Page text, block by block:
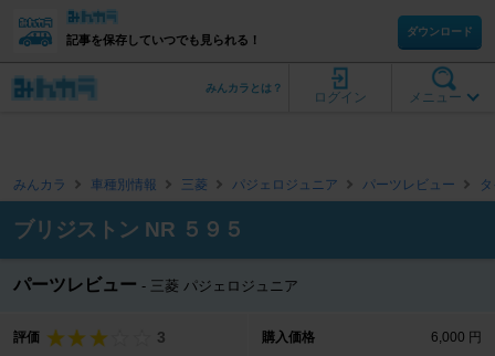
記事を保存していつでも見られる！
ダウンロード
メニュー
ログイン
みんカラとは？
みんカラ 車種別情報 三菱 パジェロジュニア パーツレビュー
ブリジストン NR ５９５
パーツレビュー 三菱 パジェロジュニア
評価 3 購入価格 6,000 円